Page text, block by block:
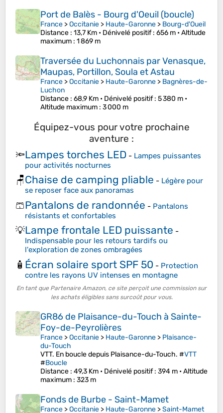
Port de Balès - Bourg d'Oeuil (boucle)
France >Occitanie > Haute-Garonne > Bourg-d'Oueil
Distance : 13,7 Km • Dénivelé positif: 656 m •Altitude
maximum : 1 869 m
Traversée du Luchonnais par Venasque,
Maupas, Portillon, Soula et Astau
France >Occitanie > Haute-Garonne > Bagnères-de-
Luchon
Distance : 68,9 Km • Dénivelé positif: 5 380 m •
Altitude maximum : 3 000 m
Équipez-vous pour votre prochaine
aventure :
🔦Lampes torches LED - Lampes puissantes
pour activités nocturnes
🪑Chaise de camping pliable - Légère pour
se reposer face aux panoramas
🩳Pantalons de randonnée - Pantalons
résistants et confortables
💡Lampe frontale LED puissante -
Indispensable pour les retours tardifs ou
l'exploration de zones ombragées
🧴 Écran solaire sport SPF 50 - Protection
contre les rayons UV intenses en montagne
En tant que Partenaire Amazon, ce site perçoit une commission sur
les achats éligibles sans surcoût pour vous.
GR86 de Plaisance-du-Touch à Sainte-
Foy-de-Peyrolières
France >Occitanie > Haute-Garonne > Plaisance-
du-Touch
VTT. En boucle depuis Plaisance-du-Touch. #VTT
#Boucle
Distance : 49,3 Km • Dénivelé positif: 394 m •Altitude
maximum : 323 m
Fonds de Burbe - Saint-Mamet
France >Occitanie > Haute-Garonne >Saint-Mamet